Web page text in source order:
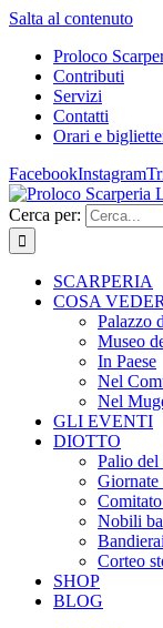
Salta al contenuto
Proloco
Contributi
Servizi
Contatti
Orari e
FacebookInstagram
Cerca per:
SCARPERIA
COSA
Palazzo
Museo
In Paese
Nel
Nel
GLI EVENTI
DIOTTO
Palio
Giornate
Nobili
Corteo
SHOP
BLOG